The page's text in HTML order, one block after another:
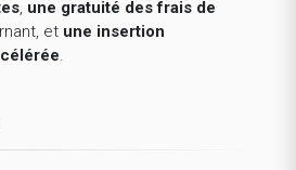
, une gratuité des frais de
et une insertion
.